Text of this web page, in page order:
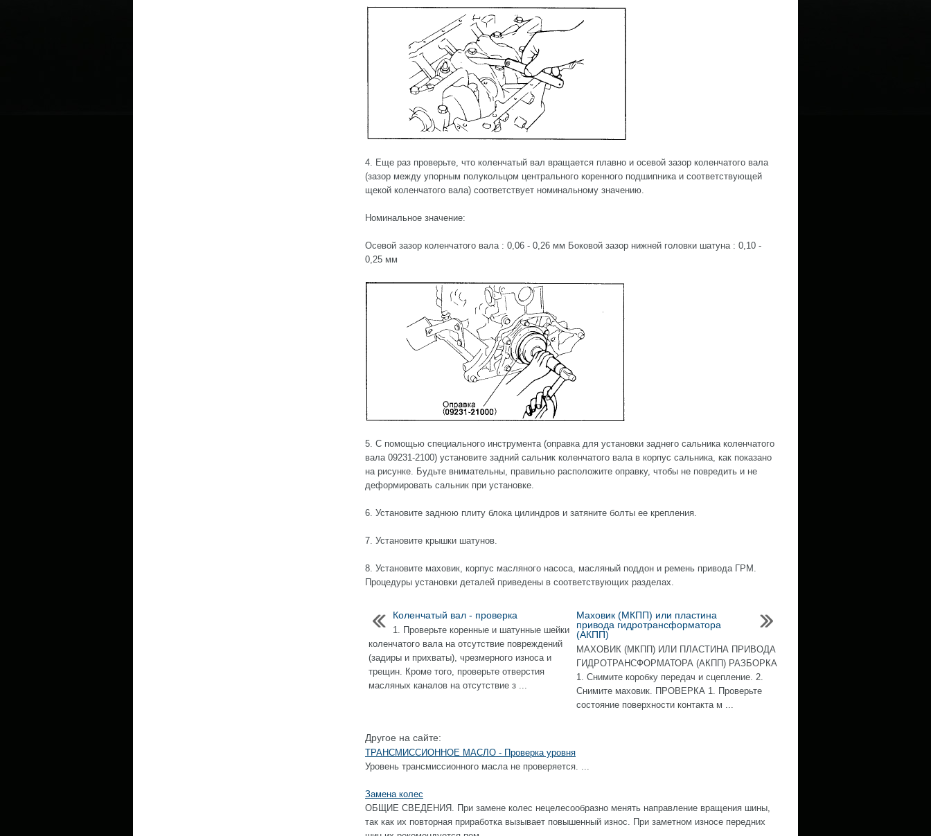
4. Еще раз проверьте, что коленчатый вал вращается плавно и осевой зазор коленчатого вала
(зазор между упорным полукольцом центрального коренного подшипника и соответствующей
щекой коленчатого вала) соответствует номинальному значению.
Номинальное значение:
Осевой зазор коленчатого вала : 0,06 - 0,26 мм Боковой зазор нижней головки шатуна : 0,10 -
0,25 мм
5. С помощью специального инструмента (оправка для установки заднего сальника коленчатого
вала 09231-2100) установите задний сальник коленчатого вала в корпус сальника, как показано
на рисунке. Будьте внимательны, правильно расположите оправку, чтобы не повредить и не
деформировать сальник при установке.
6. Установите заднюю плиту блока цилиндров и затяните болты ее крепления.
7. Установите крышки шатунов.
8. Установите маховик, корпус масляного насоса, масляный поддон и ремень привода ГРМ.
Процедуры установки деталей приведены в соответствующих разделах.
Коленчатый вал - проверка
1. Проверьте коренные и шатунные шейки
коленчатого вала на отсутствие повреждений
(задиры и прихваты), чрезмерного износа и
трещин. Кроме того, проверьте отверстия
масляных каналов на отсутствие з ...
Маховик (МКПП) или пластина
привода гидротрансформатора
(АКПП)
МАХОВИК (МКПП) ИЛИ ПЛАСТИНА ПРИВОДА
ГИДРОТРАНСФОРМАТОРА (АКПП) РАЗБОРКА
1. Снимите коробку передач и сцепление. 2.
Снимите маховик. ПРОВЕРКА 1. Проверьте
состояние поверхности контакта м ...
Другое на сайте:
ТРАНСМИССИОННОЕ МАСЛО - Проверка уровня
Уровень трансмиссионного масла не проверяется. ...
Замена колес
ОБЩИЕ СВЕДЕНИЯ. При замене колес нецелесообразно менять направление вращения шины,
так как их повторная приработка вызывает повышенный износ. При заметном износе передних